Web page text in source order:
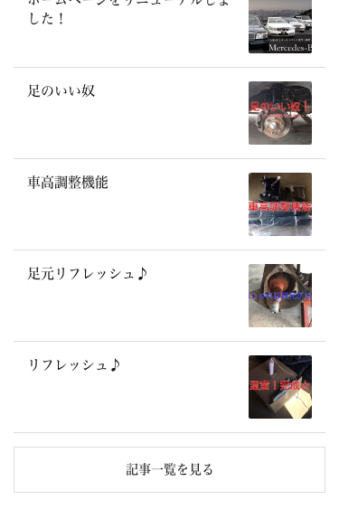
した！
足のいい奴
車高調整機能
足元リフレッシュ♪
リフレッシュ♪
記事一覧を見る